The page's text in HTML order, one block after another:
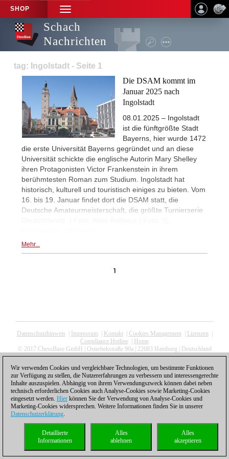
SHOP
TOGGLE
NAVIGATION
Schach
Nachrichten
tag: Ingolstadt - Seite 1
Die DSAM kommt im
Januar 2025 nach
Ingolstadt
08.01.2025 – Ingolstadt
ist die fünftgrößte Stadt
Bayerns, hier wurde 1472
die erste Universität Bayerns gegründet und an diese
Universität schickte die englische Autorin Mary Shelley
ihren Protagonisten Victor Frankenstein in ihrem
berühmtesten Roman zum Studium. Ingolstadt hat
historisch, kulturell und touristisch einiges zu bieten. Vom
16. bis 19. Januar findet dort die DSAM statt, die
Deutsche Amateurmeisterschaft, die größte Turnierserie
Mehr...
1
Datenschutzhinweis Impressum| Kontakt| Cookies Management| Lizenzen
Compliance Hotline
Home
© 2017 ChessBase GmbH | Osterbekstraße 90a | 22083 Hamburg | Deutschland
coldest news
Wir verwenden Cookies und vergleichbare Technologien, um bestimmte Funktionen
zur Verfügung zu stellen, die Nutzererfahrungen zu verbessern und interessengerechte
Inhalte auszuspielen. Abhängig von ihrem Verwendungszweck können dabei neben
technisch erforderlichen Cookies auch Analyse-Cookies sowie Marketing-Cookies
eingesetzt werden. Hier können Sie der Verwendung von Analyse-Cookies und
Marketing-Cookies widersprechen. Weitere Informationen finden Sie in unserer
Datenschutzerklärung.
Alles
akzeptieren
Alles
ablehnen
Detaillierte
Informationen